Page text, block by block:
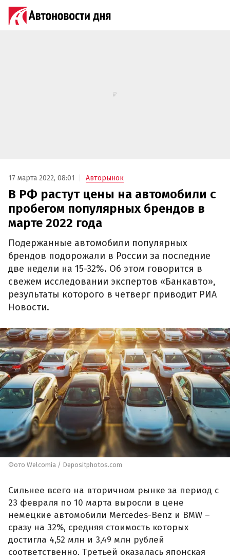
17 марта 2022, 08:01 Авторынок
В РФ растут цены на автомобили с
пробегом популярных брендов в
марте 2022 года
Подержанные автомобили популярных
брендов подорожали в России за последние
две недели на 15-32%. Об этом говорится в
свежем исследовании экспертов «Банкавто»,
результаты которого в четверг приводит РИА
Новости.
Фото Welcomia / Depositphotos.com
Сильнее всего на вторичном рынке за период с
23 февраля по 10 марта выросли в цене
немецкие автомобили Mercedes-Benz и BMW –
сразу на 32%, средняя стоимость которых
достигла 4,52 млн и 3,49 млн рублей
соответственно. Третьей оказалась японская